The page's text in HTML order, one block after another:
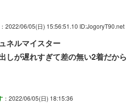
：2022/06/05(日) 15:56:51.10 ID:JogoryT90.net
ネルマイスター
しが遅れすぎて差の無い2着だから
：2022/06/05(日) 18:15:36